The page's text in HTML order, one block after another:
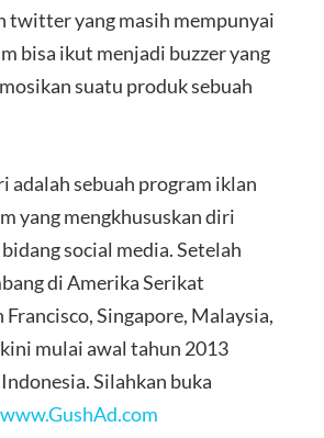
twitter yang masih mempunyai
bisa ikut menjadi buzzer yang
suatu produk sebuah
adalah sebuah program iklan
yang mengkhususkan diri
social media. Setelah
di Amerika Serikat
Francisco, Singapore, Malaysia,
mulai awal tahun 2013
Silahkan buka
www.GushAd.com